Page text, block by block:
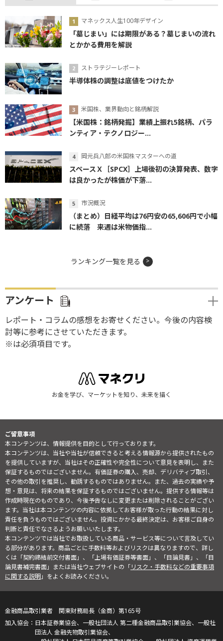
マネックス人生100年デザイン
「墓じまい」には期限がある？墓じまいの流れ
とかかる費用を解説
ストラテジーレポート
半導体株の調整は底値をつけたか
米国株、業界動向と銘柄解説
【米国株：銘柄発掘】業績上振れ5銘柄、パラ
ンティア・テクノロジー...
岡元兵八郎の米国株マスターへの道
スペースＸ［SPCX］上場後初の決算発表、数字
は良かったが株価が下落...
市況概況
（まとめ）日経平均は76円安の65,606円で小幅
に続落 来週は米物価指...
ランキング一覧を見る
アンケート
レポート・コラムの感想をお寄せください。今後の内容検
討等に参考にさせていただきます。
※は必須項目です。
お金を学び、マーケットを知り、未来を描く
ご留意事項
本コンテンツは、情報提供を目的として行っております。
本コンテンツは、当社や当社が信頼できると考える情報源から提供されたもの
を提供していますが、当社はその正確性や完全性について意見を表明し、また
保証するものではございません。有価証券の購入、売却、デリバティブ取引、
その他の取引を推奨し、勧誘するものではありません。また、過去の実績や予
想・意見は、将来の結果を保証するものではございません。提供する情報等は
作成時現在のものであり、今後予告なしに変更または削除されることがござい
ます。当社は本コンテンツの内容に依拠してお客様が取った行動の結果に対し
責任を負うものではございません。投資にかかる最終決定は、お客様ご自身の
判断と責任でなさるようお願いいたします。
本コンテンツでは当社でお取扱している商品・サービス等について言及してい
る部分があります。商品ごとに手数料等およびリスクは異なりますので、詳し
くは「契約締結前交付書面」、「上場有価証券等書面」、「目論見書」、「目
論見書補完書面」または当社ウェブサイトの「リスク・手数料などの重要事項
に関する説明」をよくお読みください。
金融商品取引業者 関東財務局長（金商）第165号
日本証券業協会、一般社団法人 第二種金融商品取引業協会、一般社
団法人 金融先物取引業協会、